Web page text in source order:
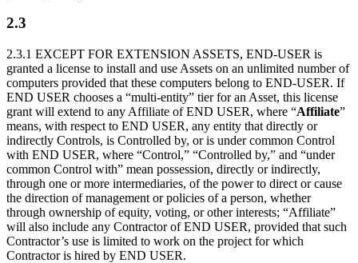
2.3
2.3.1 EXCEPT FOR EXTENSION ASSETS, END-USER is
granted a license to install and use Assets on an unlimited number of
computers provided that these computers belong to END-USER. If
END USER chooses a “multi-entity” tier for an Asset, this license
grant will extend to any Affiliate of END USER, where “Affiliate”
means, with respect to END USER, any entity that directly or
indirectly Controls, is Controlled by, or is under common Control
with END USER, where “Control,” “Controlled by,” and “under
common Control with” mean possession, directly or indirectly,
through one or more intermediaries, of the power to direct or cause
the direction of management or policies of a person, whether
through ownership of equity, voting, or other interests; “Affiliate”
will also include any Contractor of END USER, provided that such
Contractor’s use is limited to work on the project for which
Contractor is hired by END USER.